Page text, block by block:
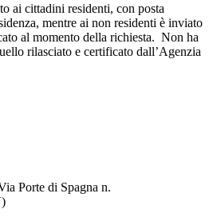
ai cittadini residenti, con posta
mentre ai non residenti è inviato
al momento della richiesta. Non ha
rilasciato e certificato dall’Agenzia
Porte di Spagna n.